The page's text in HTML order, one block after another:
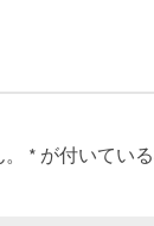
* が付いてい